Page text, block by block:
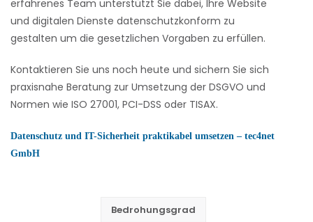
erfahrenes Team unterstützt Sie dabei, Ihre Website
und digitalen Dienste datenschutzkonform zu
gestalten um die gesetzlichen Vorgaben zu erfüllen.
Kontaktieren Sie uns noch heute und sichern Sie sich
praxisnahe Beratung zur Umsetzung der DSGVO und
Normen wie ISO 27001, PCI-DSS oder TISAX.
Datenschutz und IT-Sicherheit praktikabel umsetzen – tec4net
GmbH
Bedrohungsgrad